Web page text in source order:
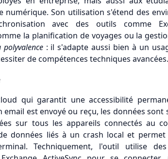
Son utilisation s'étend des
avec des outils comme
la planification de voyages ou la
: il s'adapte aussi bien à un
de compétences techniques avancées.
qui garantit une accessibilité
est envoyé ou reçu, les données sont
sur tous les appareils connectés au
données liés à un crash local et
Techniquement, l'outil utilise